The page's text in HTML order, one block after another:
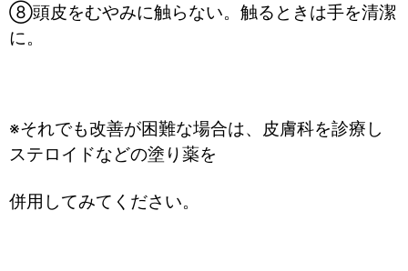
⑧頭皮をむやみに触らない。触るときは手を清潔
に。
※それでも改善が困難な場合は、皮膚科を診療し
ステロイドなどの塗り薬を
併用してみてください。